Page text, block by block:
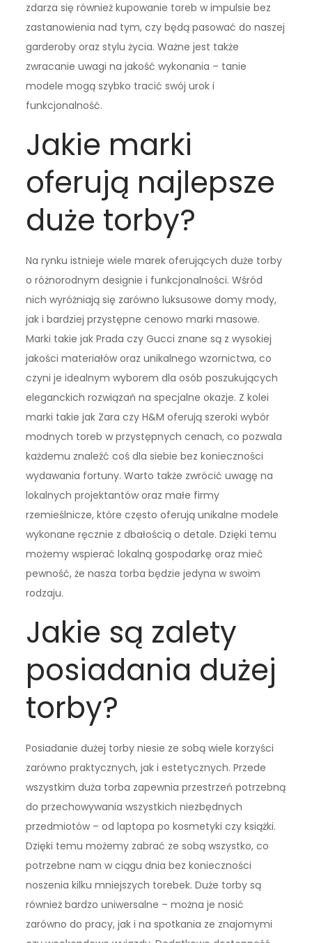
zdarza się również kupowanie toreb w impulsie bez
zastanowienia nad tym, czy będą pasować do naszej
garderoby oraz stylu życia. Ważne jest także
zwracanie uwagi na jakość wykonania – tanie
modele mogą szybko tracić swój urok i
funkcjonalność.
Jakie marki
oferują najlepsze
duże torby?
Na rynku istnieje wiele marek oferujących duże torby
o różnorodnym designie i funkcjonalności. Wśród
nich wyróżniają się zarówno luksusowe domy mody,
jak i bardziej przystępne cenowo marki masowe.
Marki takie jak Prada czy Gucci znane są z wysokiej
jakości materiałów oraz unikalnego wzornictwa, co
czyni je idealnym wyborem dla osób poszukujących
eleganckich rozwiązań na specjalne okazje. Z kolei
marki takie jak Zara czy H&M oferują szeroki wybór
modnych toreb w przystępnych cenach, co pozwala
każdemu znaleźć coś dla siebie bez konieczności
wydawania fortuny. Warto także zwrócić uwagę na
lokalnych projektantów oraz małe firmy
rzemieślnicze, które często oferują unikalne modele
wykonane ręcznie z dbałością o detale. Dzięki temu
możemy wspierać lokalną gospodarkę oraz mieć
pewność, że nasza torba będzie jedyna w swoim
rodzaju.
Jakie są zalety
posiadania dużej
torby?
Posiadanie dużej torby niesie ze sobą wiele korzyści
zarówno praktycznych, jak i estetycznych. Przede
wszystkim duża torba zapewnia przestrzeń potrzebną
do przechowywania wszystkich niezbędnych
przedmiotów – od laptopa po kosmetyki czy książki.
Dzięki temu możemy zabrać ze sobą wszystko, co
potrzebne nam w ciągu dnia bez konieczności
noszenia kilku mniejszych torebek. Duże torby są
również bardzo uniwersalne – można je nosić
zarówno do pracy, jak i na spotkania ze znajomymi